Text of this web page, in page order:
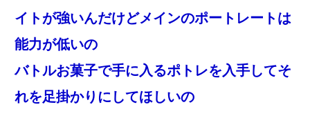
イトが強いんだけどメインのポートレートは
能力が低いの
バトルお菓子で手に入るポトレを入手してそ
れを足掛かりにしてほしいの